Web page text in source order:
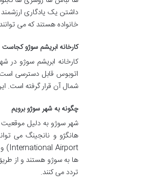
داشتن یک یادگاری
خانواده هستند که می
کارخانه ابریشم سوژو کجاست
کارخانه ابریشم سوژو در
اتوبوس قابل دسترسی
شمال آن قرار گرفته است.
چگونه به شهر سوژو برویم
شهر سوژو به دلیل
ها به سوژو هستند و از
تردد می کنند.